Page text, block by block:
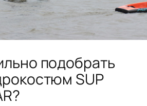
подобрать
SUP